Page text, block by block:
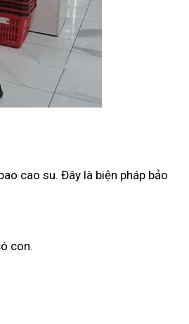
cao su. Đây là biện pháp bảo
con.